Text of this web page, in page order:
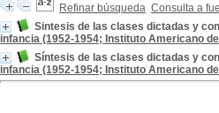
Refinar búsqueda Consulta a
Sintesis de las clases dictadas y
infancia (1952-1954; Instituto Americano
Síntesis de las clases dictadas y
infancia (1952-1954; Instituto Americano